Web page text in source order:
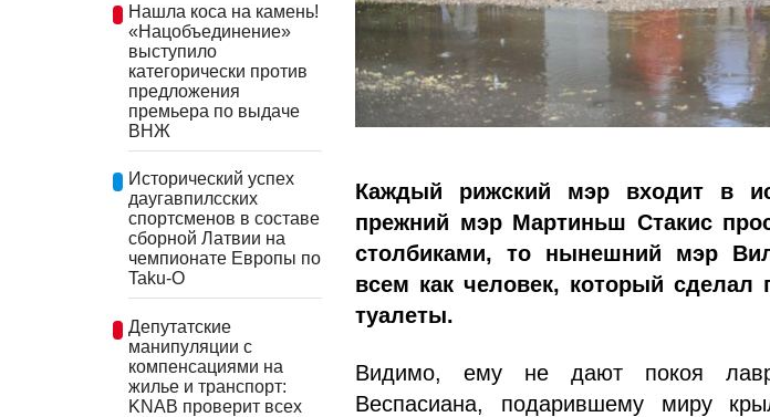
Нашла коса на камень!
«Нацобъединение»
выступило
категорически против
предложения
премьера по выдаче
ВНЖ
Исторический успех
даугавпилсских
спортсменов в составе
сборной Латвии на
чемпионате Европы по
Taku-O
Депутатские
манипуляции с
компенсациями на
жилье и транспорт:
KNAB проверит всех
Каждый рижский мэр входит в
прежний мэр Мартиньш Стакис
столбиками, то нынешний мэр
всем как человек, который
туалеты.
Видимо, ему не дают покоя
Веспасиана, подарившему миру